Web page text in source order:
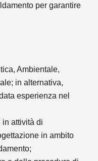
per garantire
Ambientale,
in alternativa,
esperienza nel
in attività di
in ambito